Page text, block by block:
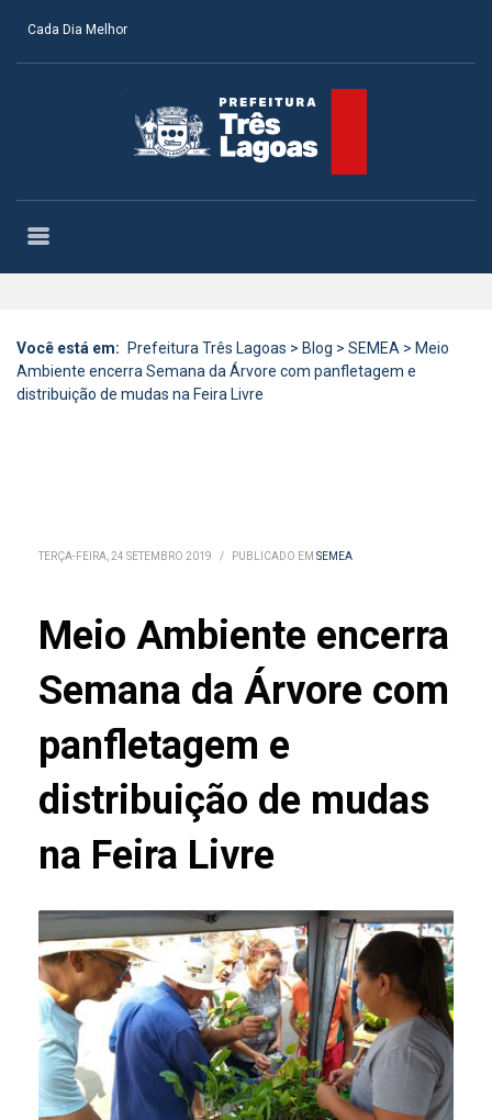
Cada Dia Melhor
Você está em: Prefeitura Três Lagoas > Blog > SEMEA > Meio
Ambiente encerra Semana da Árvore com panfletagem e
distribuição de mudas na Feira Livre
TERÇA-FEIRA, 24 SETEMBRO 2019 / PUBLICADO EM SEMEA
Meio Ambiente encerra
Semana da Árvore com
panfletagem e
distribuição de mudas
na Feira Livre